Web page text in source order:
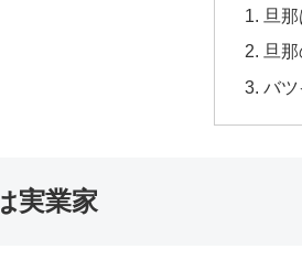
旦
旦
バツ
実業家